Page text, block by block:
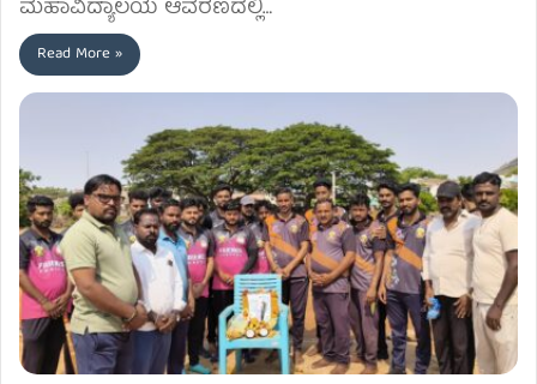
ಮಹಾವಿದ್ಯಾಲಯ ಆವರಣದಲ್ಲಿ…
Read More »